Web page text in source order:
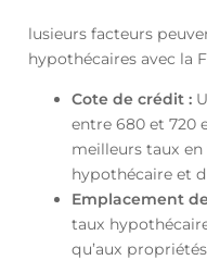
lusieurs facteurs
hypothécaires avec la
Cote de crédit :
entre 680 et 720
meilleurs taux
hypothécaire et
Emplacement
taux
qu’aux